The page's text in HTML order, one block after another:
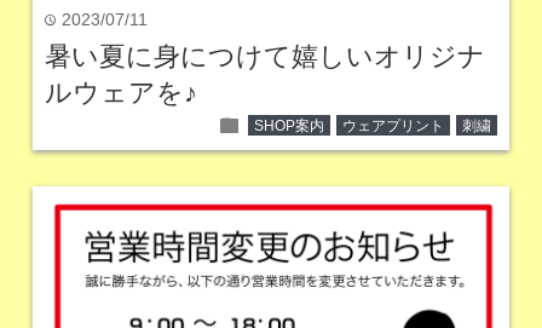
time 2023/07/11
暑い夏に身につけて嬉しいオリジナ
ルウェアを♪
folder SHOP案内 ウェアプリント 刺繍